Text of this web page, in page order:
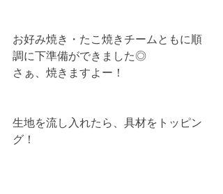
お好み焼き・たこ焼きチームともに順
調に下準備ができました◎
さぁ、焼きますよー！
生地を流し入れたら、具材をトッピン
グ！